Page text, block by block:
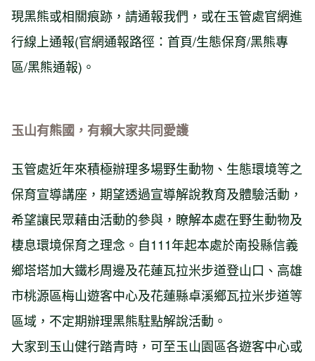
現黑熊或相關痕跡，請通報我們，或在玉管處官網進
行線上通報(官網通報路徑：首頁/生態保育/黑熊專
區/黑熊通報)。
玉山有熊國，有賴大家共同愛護
玉管處近年來積極辦理多場野生動物、生態環境等之
保育宣導講座，期望透過宣導解說教育及體驗活動，
希望讓民眾藉由活動的參與，瞭解本處在野生動物及
棲息環境保育之理念。自111年起本處於南投縣信義
鄉塔塔加大鐵杉周邊及花蓮瓦拉米步道登山口、高雄
市桃源區梅山遊客中心及花蓮縣卓溪鄉瓦拉米步道等
區域，不定期辦理黑熊駐點解說活動。
大家到玉山健行踏青時，可至玉山園區各遊客中心或